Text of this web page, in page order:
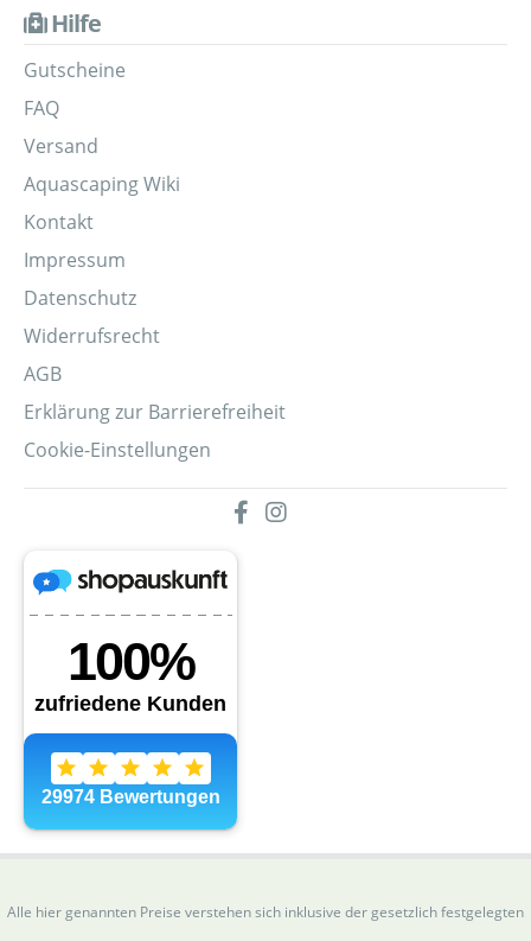
Hilfe
Gutscheine
FAQ
Versand
Aquascaping Wiki
Kontakt
Impressum
Datenschutz
Widerrufsrecht
AGB
Erklärung zur Barrierefreiheit
Cookie-Einstellungen
Alle hier genannten Preise verstehen sich inklusive der gesetzlich festgelegten